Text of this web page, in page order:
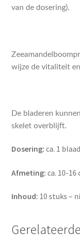
van de dosering).
wijze de vitaliteit
De bladeren
skelet overblijft.
Dosering: ca. 1
Afmeting: ca. 10-16
Inhoud: 10 stuks –